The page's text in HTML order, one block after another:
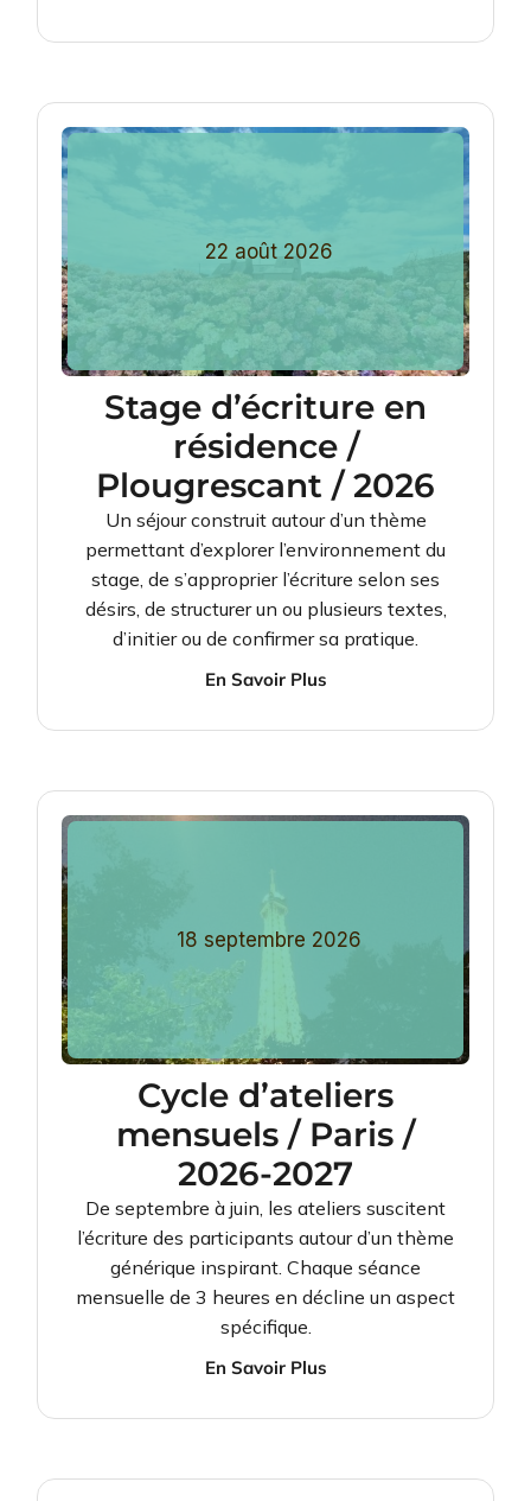
22 août 2026
Stage d’écriture en
résidence /
Plougrescant / 2026
Un séjour construit autour d’un thème
permettant d’explorer l’environnement du
stage, de s’approprier l’écriture selon ses
désirs, de structurer un ou plusieurs textes,
d’initier ou de confirmer sa pratique.
En Savoir Plus
18 septembre 2026
Cycle d’ateliers
mensuels / Paris /
2026-2027
De septembre à juin, les ateliers suscitent
l’écriture des participants autour d’un thème
générique inspirant. Chaque séance
mensuelle de 3 heures en décline un aspect
spécifique.
En Savoir Plus